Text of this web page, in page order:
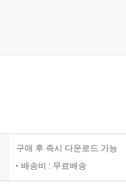
구매 후 즉시 다운로드 가능
배송비 : 무료배송